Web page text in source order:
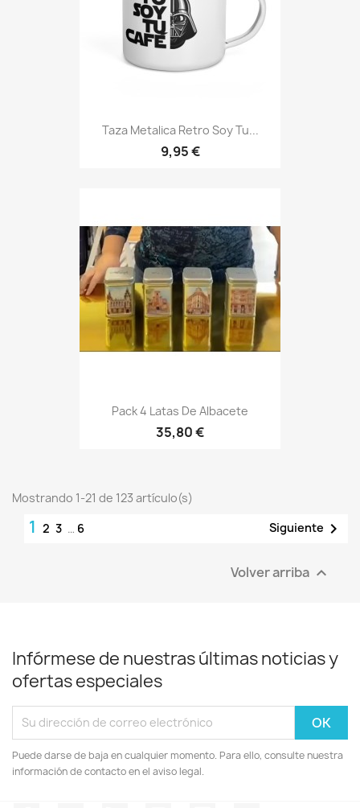
Taza Metalica Retro Soy Tu...
9,95 €
Pack 4 Latas De Albacete
35,80 €
Mostrando 1-21 de 123 artículo(s)
1 2 3 … 6 Siguiente 
Volver arriba 
Infórmese de nuestras últimas noticias y
ofertas especiales
Puede darse de baja en cualquier momento. Para ello, consulte nuestra
información de contacto en el aviso legal.